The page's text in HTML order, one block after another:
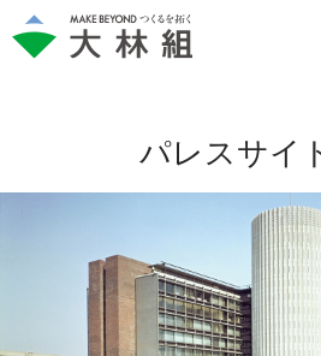
パレスサイ